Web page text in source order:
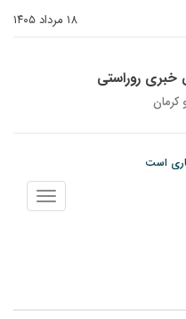
۱۸ مرداد ۱۴۰۵
روراستی
كرمان
است
باد و گردوخاک تا رگبار و رعدوبرق
نمایش
منو